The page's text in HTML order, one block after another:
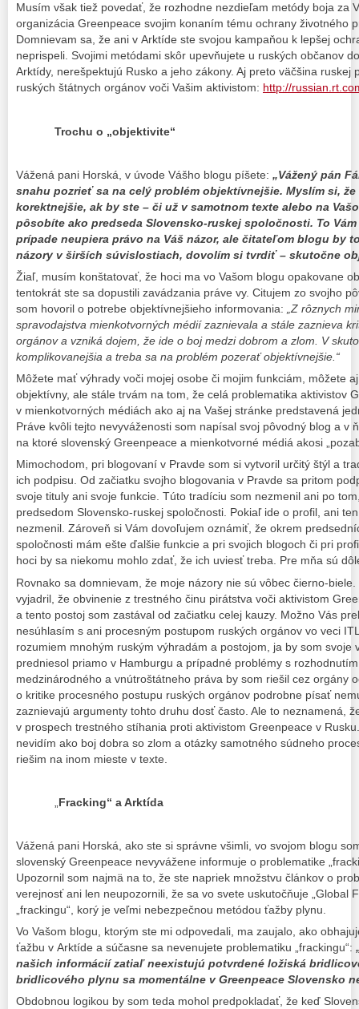
Musím však tiež povedať, že rozhodne nezdieľam metódy boja za
organizácia Greenpeace svojim konaním tému ochrany životného
Domnievam sa, že ani v Arktíde ste svojou kampaňou k lepšej
neprispeli. Svojimi metódami skôr upevňujete u ruských občanov
Arktídy, nerešpektujú Rusko a jeho zákony. Aj preto väčšina ruskej
ruských štátnych orgánov voči Vašim aktivistom: http://
Trochu o „objektivite“
Vážená pani Horská, v úvode Vášho blogu píšete: „Vážený pán
snahu pozrieť sa na celý problém objektívnejšie. Myslím si,
korektnejšie, ak by ste – či už v samotnom texte alebo na
pôsobíte ako predseda Slovensko-ruskej spoločnosti. To
prípade neupiera právo na Váš názor, ale čitateľom blogu by
názory v širších súvislostiach, dovolím si tvrdiť – skutočne
Žiaľ, musím konštatovať, že hoci ma vo Vašom blogu opakovane
tentokrát ste sa dopustili zavádzania práve vy. Citujem zo svojho
som hovoril o potrebe objektívnejšieho informovania:
„Z rôznych
spravodajstva mienkotvorných médií zaznievala a stále zaznieva
orgánov a vzniká dojem, že ide o boj medzi dobrom a zlom. V
komplikovanejšia a treba sa na problém pozerať objektívnejšie.“
Môžete mať výhrady voči mojej osobe či mojim funkciám, môžete
objektívny, ale stále trvám na tom, že celá problematika aktivistov
v mienkotvorných médiách ako aj na Vašej stránke predstavená
Práve kvôli tejto nevyváženosti som napísal svoj pôvodný blog a v
na ktoré slovenský Greenpeace a mienkotvorné médiá akosi
Mimochodom, pri blogovaní v Pravde som si vytvoril určitý štýl a
ich podpisu. Od začiatku svojho blogovania v Pravde sa pritom
svoje tituly ani svoje funkcie. Túto tradíciu som nezmenil ani po
predsedom Slovensko-ruskej spoločnosti. Pokiaľ ide o profil, ani
nezmenil. Zároveň si Vám dovoľujem oznámiť, že okrem
spoločnosti mám ešte ďalšie funkcie a pri svojich blogoch či pri
hoci by sa niekomu mohlo zdať, že ich uviesť treba. Pre mňa sú
Rovnako sa domnievam, že moje názory nie sú vôbec čierno-
vyjadril, že obvinenie z trestného činu pirátstva voči aktivistom
a tento postoj som zastával od začiatku celej kauzy. Možno Vás
nesúhlasím s ani procesným postupom ruských orgánov vo veci
rozumiem mnohým ruským výhradám a postojom, ja by som svoje
predniesol priamo v Hamburgu a prípadné problémy s
medzinárodného a vnútroštátneho práva by som riešil cez orgány
o kritike procesného postupu ruských orgánov podrobne písať
zaznievajú argumenty tohto druhu dosť často. Ale to neznamená,
v prospech trestného stíhania proti aktivistom Greenpeace v
nevidím ako boj dobra so zlom a otázky samotného súdneho
riešim na inom mieste v texte.
Fracking“ a Arktída
Vážená pani Horská, ako ste si správne všimli, vo svojom blogu
slovenský Greenpeace nevyvážene informuje o problematike
Upozornil som najmä na to, že ste napriek množstvu článkov o
verejnosť ani len neupozornili, že sa vo svete uskutočňuje „Global
„frackingu“, korý je veľmi nebezpečnou metódou ťažby plynu.
Vo Vašom blogu, ktorým ste mi odpovedali, ma zaujalo, ako
ťažbu v Arktíde a súčasne sa nevenujete problematiku „frackingu“:
našich informácií zatiaľ neexistujú potvrdené ložiská
bridlicového plynu sa momentálne v Greenpeace Slovensko
Obdobnou logikou by som teda mohol predpokladať, že keď